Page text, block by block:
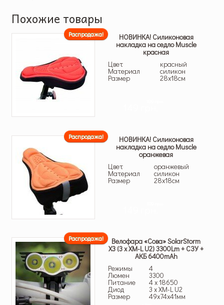
Похожие товары
Распродажа! НОВИНКА! Силиконовая
накладка на седло Muscle
красная
Цвет
красный
Материал силикон
Размер 28х18см
Распродажа! НОВИНКА! Силиконовая
накладка на седло Muscle
оранжевая
Цвет
оранжевый
Материал силикон
Размер 28х18см
Распродажа! Велофара «Сова» SolarStorm
X3 (3 x XM-L U2) 3300Lm + СЗУ +
АКБ 6400mAh
Режимы
4
Люмен 3300
Питание 4 x 18650
Диод 3 x XM-L U2
Размер 49x74x41мм